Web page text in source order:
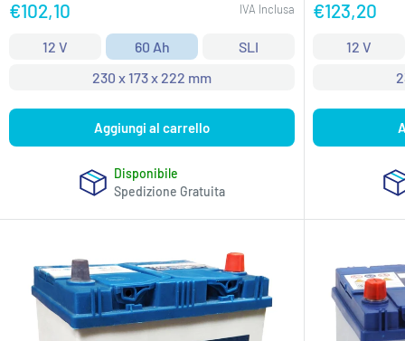
Prezzo
€102,10 IVA Inclusa
60 Ah
12 V
SLI
230 x 173 x 222 mm
Aggiungi al carrello
Disponibile
Spedizione Gratuita
Prezzo
€123,20
12 V